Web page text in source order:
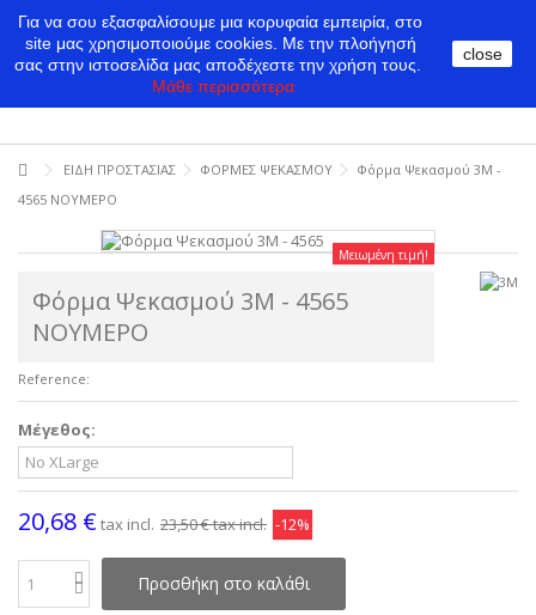
ΕΙΔΗ ΠΡΟΣΤΑΣΙΑΣ ΦΟΡΜΕΣ ΨΕΚΑΣΜΟΥ
Φόρμα Ψεκασμού 3M -
4565 NΟΥΜΕΡΟ
Μειωμένη τιμή!
Φόρμα Ψεκασμού 3M - 4565
NΟΥΜΕΡΟ
Reference:
Μέγεθος:
20,68 €tax incl. 23,50 €tax incl. -12%
Προσθήκη στο καλάθι
Για να σου εξασφαλίσουμε μια κορυφαία εμπειρία, στο
site μας χρησιμοποιούμε cookies. Με την πλοήγησή
σας στην ιστοσελίδα μας αποδέχεστε την χρήση τους.
Μάθε περισσότερα
close